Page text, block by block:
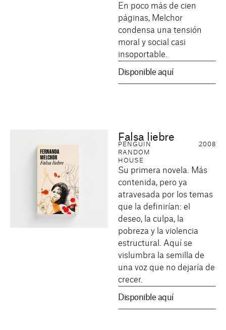
En poco más de cien
páginas, Melchor
condensa una tensión
moral y social casi
insoportable.
Disponible aquí
Falsa liebre
PENGUIN
RANDOM
HOUSE
2008
Su primera novela. Más
contenida, pero ya
atravesada por los temas
que la definirían: el
deseo, la culpa, la
pobreza y la violencia
estructural. Aquí se
vislumbra la semilla de
una voz que no dejaría de
crecer.
Disponible aquí